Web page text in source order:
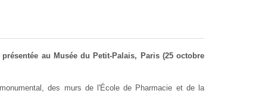
au Musée du Petit-Palais, Paris (25 octobre
des murs de l'École de Pharmacie et de la